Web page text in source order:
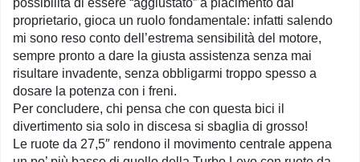
possibilità di essere “aggiustato” a piacimento dal
proprietario, gioca un ruolo fondamentale: infatti salendo
mi sono reso conto dell’estrema sensibilità del motore,
sempre pronto a dare la giusta assistenza senza mai
risultare invadente, senza obbligarmi troppo spesso a
dosare la potenza con i freni.
Per concludere, chi pensa che con questa bici il
divertimento sia solo in discesa si sbaglia di grosso!
Le ruote da 27,5″ rendono il movimento centrale appena